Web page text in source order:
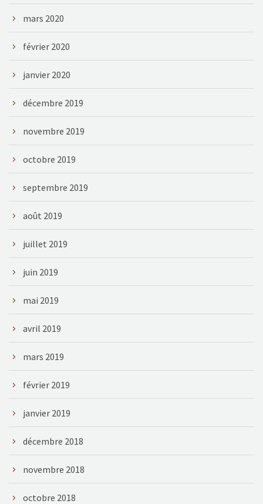
mars 2020
février 2020
janvier 2020
décembre 2019
novembre 2019
octobre 2019
septembre 2019
août 2019
juillet 2019
juin 2019
mai 2019
avril 2019
mars 2019
février 2019
janvier 2019
décembre 2018
novembre 2018
octobre 2018